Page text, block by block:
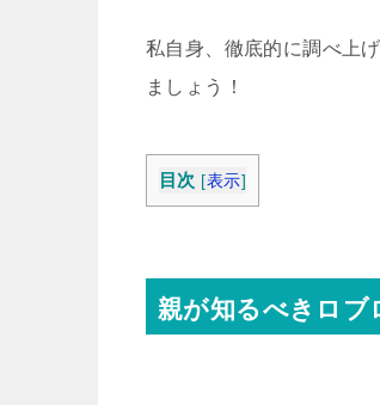
私自身、徹底的に調べ上
ましょう！
目次 [表示]
親が知るべきロブ